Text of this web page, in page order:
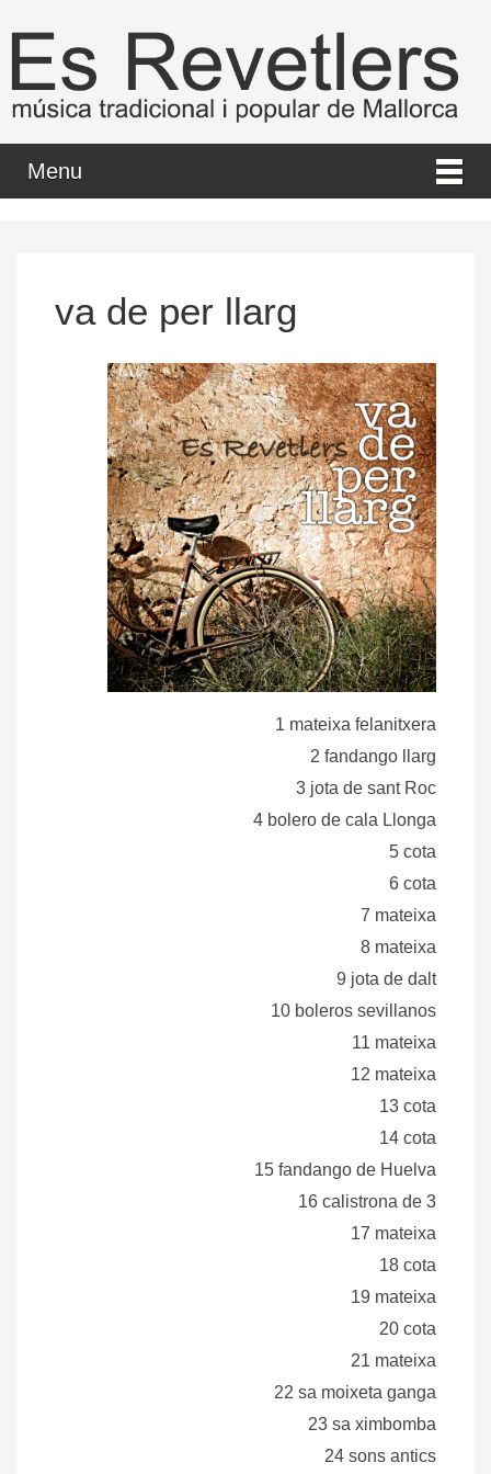
Menu
va de per llarg
1 mateixa felanitxera
2 fandango llarg
3 jota de sant Roc
4 bolero de cala Llonga
5 cota
6 cota
7 mateixa
8 mateixa
9 jota de dalt
10 boleros sevillanos
11 mateixa
12 mateixa
13 cota
14 cota
15 fandango de Huelva
16 calistrona de 3
17 mateixa
18 cota
19 mateixa
20 cota
21 mateixa
22 sa moixeta ganga
23 sa ximbomba
24 sons antics